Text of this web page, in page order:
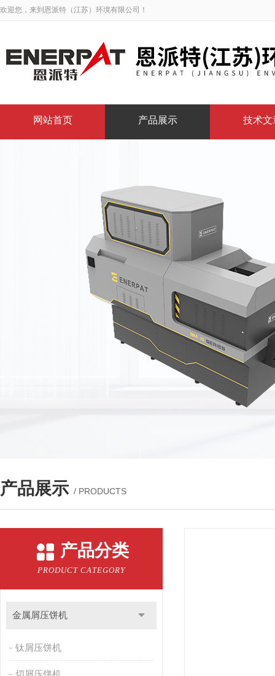
欢迎您，来到恩派特（江苏）环境有限公司！
网站首页 产品展示 技术文
产品展示 / PRODUCTS
产品分类
PRODUCT CATEGORY
金属屑压饼机
钛屑压饼机